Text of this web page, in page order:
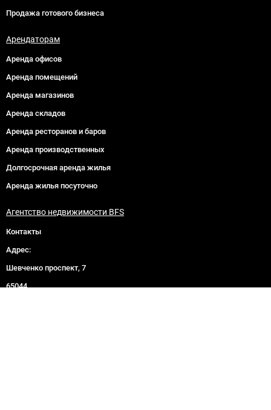
Продажа готового бизнеса
Арендаторам
Аренда офисов
Аренда помещений
Аренда магазинов
Аренда складов
Аренда ресторанов и баров
Аренда производственных
Долгосрочная аренда жилья
Аренда жилья посуточно
Агентство недвижимости BFS
Контакты
Адрес:
Шевченко проспект, 7
65044